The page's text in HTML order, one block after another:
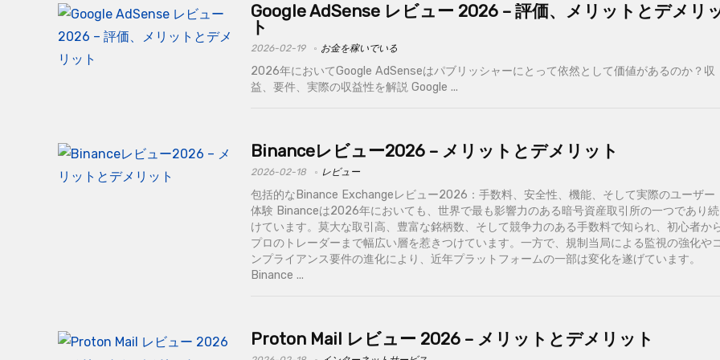
Google AdSense レビュー 2026 – 評価、メリットとデメリ
ト
2026-02-19 お金を稼いでいる
2026年においてGoogle AdSenseはパブリッシャーにとって依然として価値があるのか？収
益、要件、実際の収益性を解説 Google ...
Binanceレビュー2026 – メリットとデメリット
2026-02-18 レビュー
包括的なBinance Exchangeレビュー2026：手数料、安全性、機能、そして実際のユーザー
体験 Binanceは2026年においても、世界で最も影響力のある暗号資産取引所の一つであり続
けています。莫大な取引高、豊富な銘柄数、そして競争力のある手数料で知られ、初心者か
プロのトレーダーまで幅広い層を惹きつけています。一方で、規制当局による監視の強化や
ンプライアンス要件の進化により、近年プラットフォームの一部は変化を遂げています。
Binance ...
Proton Mail レビュー 2026 – メリットとデメリット